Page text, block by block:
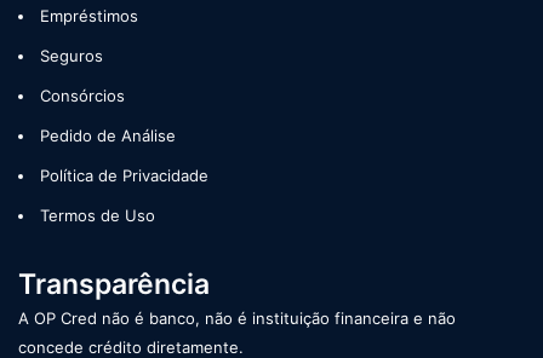
Empréstimos
Seguros
Consórcios
Pedido de Análise
Política de Privacidade
Termos de Uso
Transparência
A OP Cred não é banco, não é instituição financeira e não
concede crédito diretamente.